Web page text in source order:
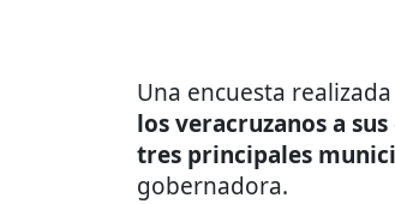
Una encuesta
los veracruzanos a
tres principales
gobernadora.